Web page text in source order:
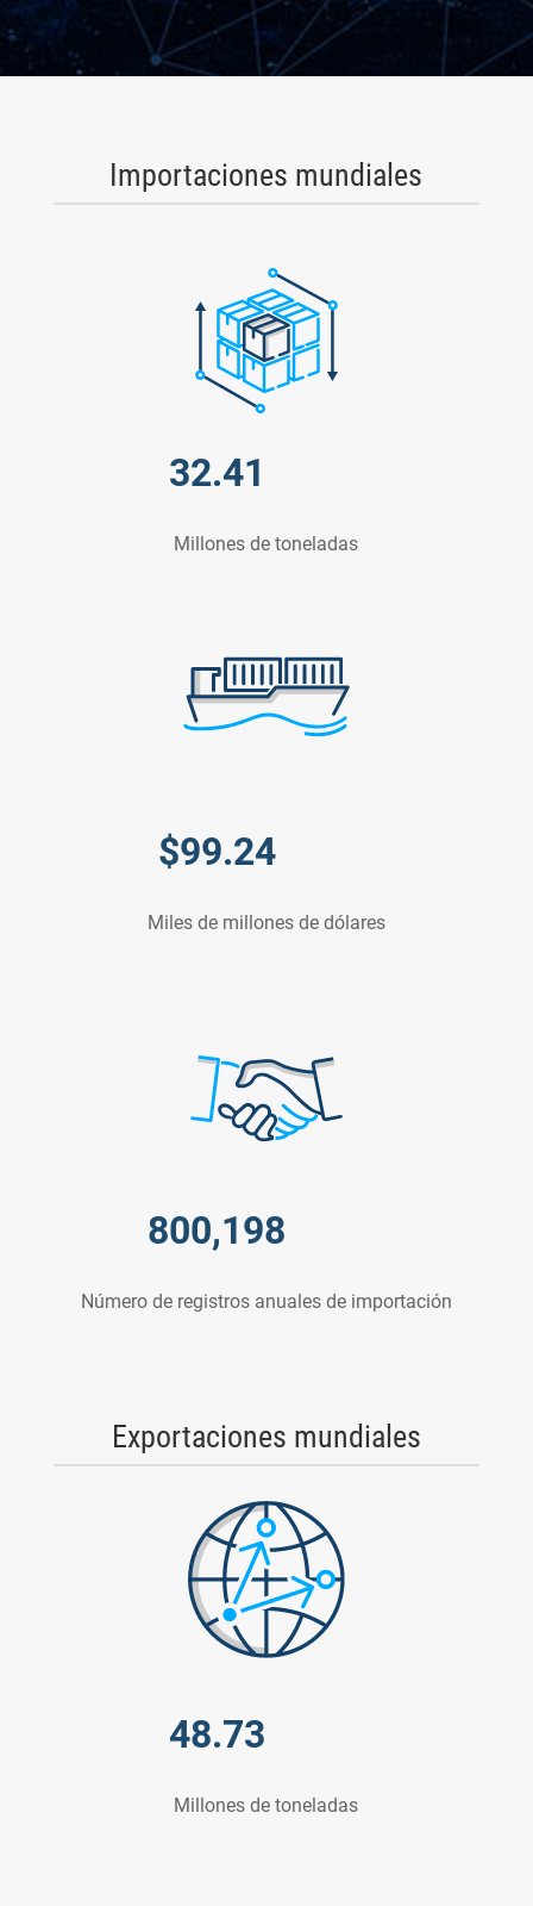
Importaciones mundiales
32.41
Millones de toneladas
$99.24
Miles de millones de dólares
800,198
Número de registros anuales de importación
Exportaciones mundiales
48.73
Millones de toneladas